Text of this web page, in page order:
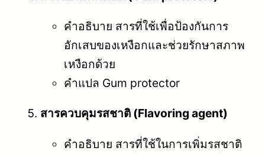
คำอธิบาย สารที่ใช้เพื่อป้องกันการ
อักเสบของเหงือกและช่วยรักษาสภาพ
เหงือกด้วย
คำแปล Gum protector
สารควบคุมรสชาติ (Flavoring agent)
คำอธิบาย สารที่ใช้ในการเพิ่มรสชาติ